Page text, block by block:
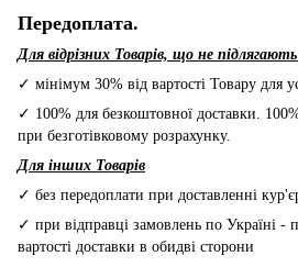
Передоплата.
Для відрізних Товарів, що не
✓ мінімум 30% від вартості Товару для
✓ 100% для безкоштовної доставки.
при безготівковому розрахунку.
Для інших Товарів
✓ без передоплати при доставленні
✓ при відправці замовлень по Україні -
вартості доставки в обидві сторони